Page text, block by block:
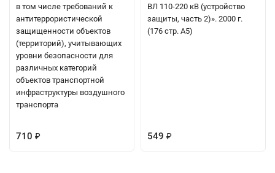
в том числе требований к
антитеррористической
защищенности объектов
(территорий), учитывающих
уровни безопасности для
различных категорий
объектов транспортной
инфраструктуры воздушного
транспорта
710 ₽
ВЛ 110-220 кВ (устройство
защиты, часть 2)». 2000 г.
(176 стр. А5)
549 ₽